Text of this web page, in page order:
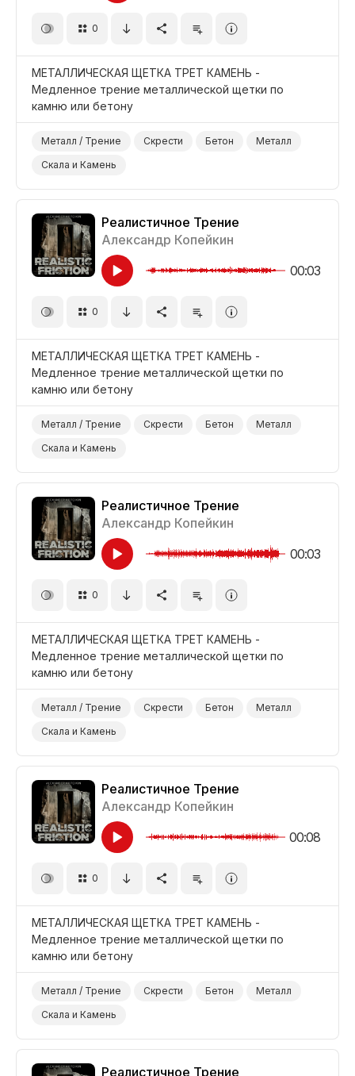
0
МЕТАЛЛИЧЕСКАЯ ЩЕТКА ТРЕТ КАМЕНЬ -
Медленное трение металлической щетки по
камню или бетону
Металл / Трение Скрести Бетон
Металл
Скала и Камень
Реалистичное Трение
Александр Копейкин
00:03
0
МЕТАЛЛИЧЕСКАЯ ЩЕТКА ТРЕТ КАМЕНЬ -
Медленное трение металлической щетки по
камню или бетону
Металл / Трение Скрести Бетон
Металл
Скала и Камень
Реалистичное Трение
Александр Копейкин
00:03
0
МЕТАЛЛИЧЕСКАЯ ЩЕТКА ТРЕТ КАМЕНЬ -
Медленное трение металлической щетки по
камню или бетону
Металл / Трение Скрести Бетон
Металл
Скала и Камень
Реалистичное Трение
Александр Копейкин
00:08
0
МЕТАЛЛИЧЕСКАЯ ЩЕТКА ТРЕТ КАМЕНЬ -
Медленное трение металлической щетки по
камню или бетону
Металл / Трение Скрести Бетон
Металл
Скала и Камень
Реалистичное Трение